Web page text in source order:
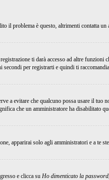
problema è questo, altrimenti contatta
ti darà accesso ad altre
secondi per registrarti e quindi ti
a evitare che qualcuno possa usare il
che un amministratore ha disabilitato
apparirai solo agli amministratori e a te
e clicca su Ho dimenticato la password